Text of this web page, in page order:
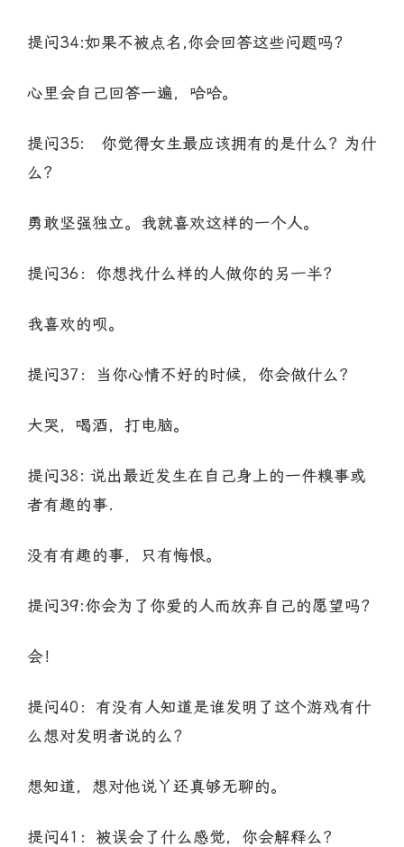
提问34:如果不被点名,你会回答这些问题吗?
心里会自己回答一遍，哈哈。
提问35: 你觉得女生最应该拥有的是什么？为什
么？
勇敢坚强独立。我就喜欢这样的一个人。
提问36：你想找什么样的人做你的另一半？
我喜欢的呗。
提问37：当你心情不好的时候，你会做什么？
大哭，喝酒，打电脑。
提问38: 说出最近发生在自己身上的一件糗事或
者有趣的事.
没有有趣的事，只有悔恨。
提问39:你会为了你爱的人而放弃自己的愿望吗?
会！
提问40：有没有人知道是谁发明了这个游戏有什
么想对发明者说的么?
想知道，想对他说丫还真够无聊的。
提问41：被误会了什么感觉，你会解释么？